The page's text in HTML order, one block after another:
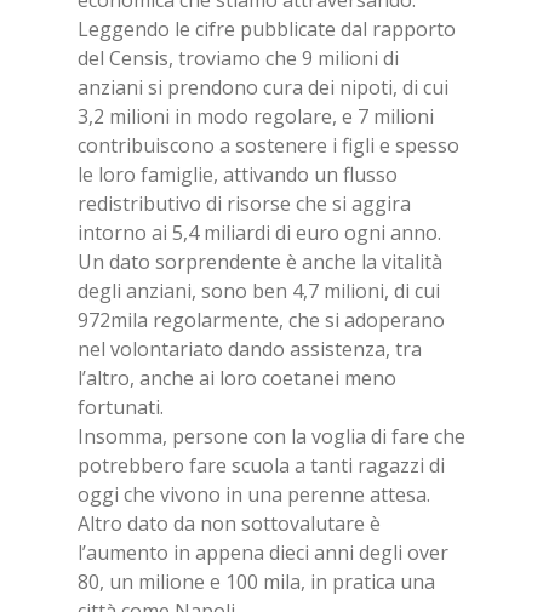
Leggendo le cifre pubblicate dal rapporto
del Censis, troviamo che 9 milioni di
anziani si prendono cura dei nipoti, di cui
3,2 milioni in modo regolare, e 7 milioni
contribuiscono a sostenere i figli e spesso
le loro famiglie, attivando un flusso
redistributivo di risorse che si aggira
intorno ai 5,4 miliardi di euro ogni anno.
Un dato sorprendente è anche la vitalità
degli anziani, sono ben 4,7 milioni, di cui
972mila regolarmente, che si adoperano
nel volontariato dando assistenza, tra
l’altro, anche ai loro coetanei meno
fortunati.
Insomma, persone con la voglia di fare che
potrebbero fare scuola a tanti ragazzi di
oggi che vivono in una perenne attesa.
Altro dato da non sottovalutare è
l’aumento in appena dieci anni degli over
80, un milione e 100 mila, in pratica una